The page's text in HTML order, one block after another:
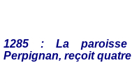
1285 : La paroisse
Perpignan, reçoit